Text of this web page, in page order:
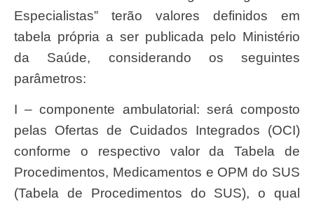
Especialistas” terão valores definidos em
tabela própria a ser publicada pelo Ministério
da Saúde, considerando os seguintes
parâmetros:
I – componente ambulatorial: será composto
pelas Ofertas de Cuidados Integrados (OCI)
conforme o respectivo valor da Tabela de
Procedimentos, Medicamentos e OPM do SUS
(Tabela de Procedimentos do SUS), o qual